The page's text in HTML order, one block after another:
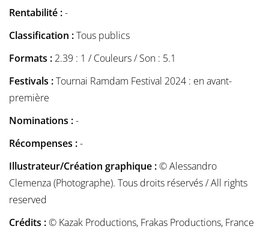
Rentabilité :-
Classification :Tous publics
Formats : 2.39 : 1 / Couleurs / Son : 5.1
Festivals :Tournai Ramdam Festival 2024 : en avant-
première
Nominations :-
Récompenses :-
Illustrateur/Création graphique :© Alessandro
Clemenza (Photographe). Tous droits réservés / All rights
reserved
Crédits :© Kazak Productions, Frakas Productions, France